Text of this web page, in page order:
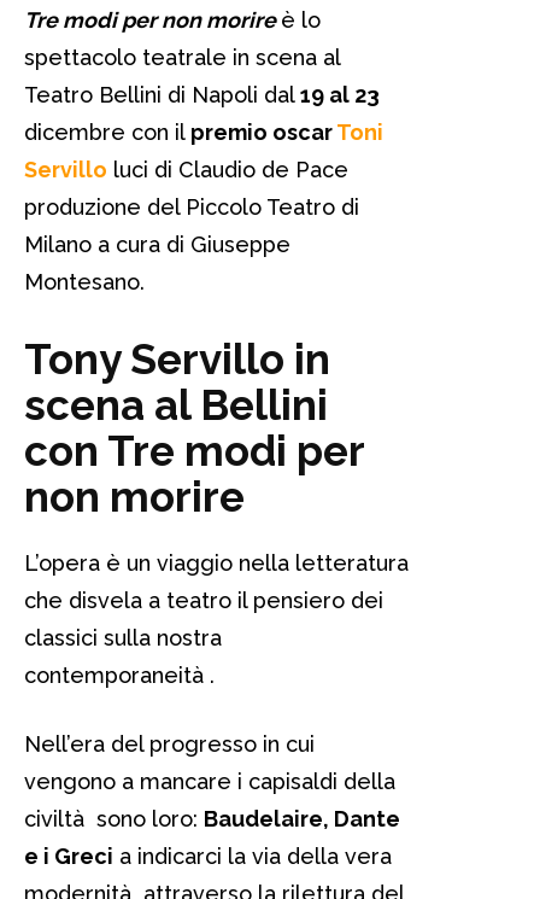
Tre modi per non morireè lo
spettacolo teatrale in scena al
Teatro Bellini di Napoli dal19 al 23
dicembre con il premio oscarToni
Servillo luci di Claudio de Pace
produzione del Piccolo Teatro di
Milano a cura di Giuseppe
Montesano.
Tony Servillo in
scena al Bellini
con Tre modi per
non morire
L’opera è un viaggio nella letteratura
che disvela a teatro il pensiero dei
classici sulla nostra
contemporaneità .
Nell’era del progresso in cui
vengono a mancare i capisaldi della
civiltà sono loro: Baudelaire, Dante
e i Greci a indicarci la via della vera
modernità attraverso la rilettura del